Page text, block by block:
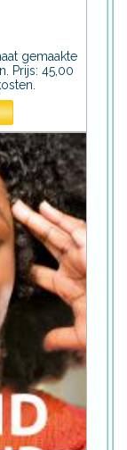
gemaakte
Prijs: 45,00